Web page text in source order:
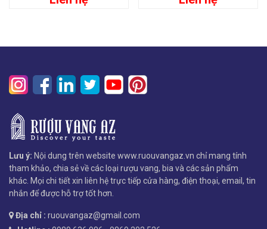
Lưu ý: Nội dung trên website www.ruouvangaz.vn chỉ mang tính
tham khảo, chia sẻ về các loại rượu vang, bia và các sản phẩm
khác. Mọi chi tiết xin liên hệ trực tiếp cửa hàng, điện thoại, email, tin
nhắn để được hỗ trợ tốt hơn.
Địa chỉ : ruouvangaz@gmail.com